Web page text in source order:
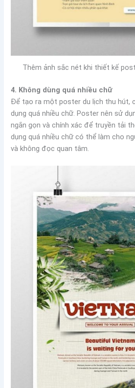
Thêm ảnh sắc nét khi thiết kế
4. Không dùng quá nhiều chữ
Để tạo ra một poster du lịch thu hút,
dụng quá nhiều chữ. Poster nên sử
ngắn gọn và chính xác để truyền tải
dụng quá nhiều chữ có thể làm cho
và không đọc quan tâm.